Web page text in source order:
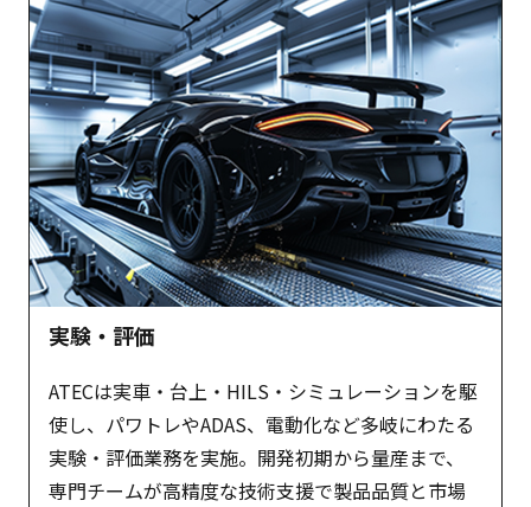
実験・評価
ATECは実車・台上・HILS・シミュレーションを駆
使し、パワトレやADAS、電動化など多岐にわたる
実験・評価業務を実施。開発初期から量産まで、
専門チームが高精度な技術支援で製品品質と市場